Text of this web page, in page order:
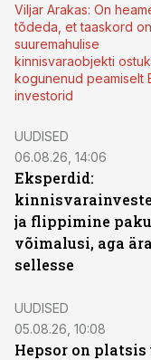
Viljar Arakas: On
tõdeda, et taaskord on
suuremahulise
kinnisvaraobjekti
kogunenud peamiselt
investorid
UUDISED
06.08.26, 14:06
Eksperdid:
ja flippimine
võimalusi, aga
sellesse
UUDISED
05.08.26, 10:08
Hepsor on platsis